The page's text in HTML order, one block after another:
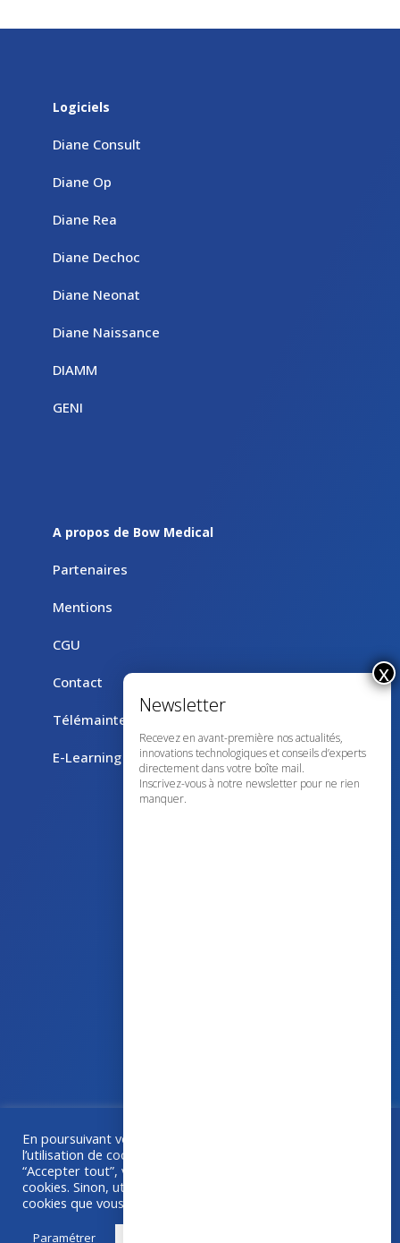
Logiciels
Diane Consult
Diane Op
Diane Rea
Diane Dechoc
Diane Neonat
Diane Naissance
DIAMM
GENI
A propos de Bow Medical
Partenaires
Mentions
CGU
Contact
Télémaintenance avec TeamViewer
E-Learning
Une collaboration
En poursuivant votre navigation sur ce site, vous acceptez
l’utilisation de cookies à des fins de statistiques. Si vous
“Accepter tout”, vous êtes d'accord avec l'utilisation de
cookies. Sinon, utilisez "Paramétrer" pour choisir les
cookies que vous acceptez.
Paramétrer
Recevez en avant-première nos actualités,
innovations technologiques et conseils d’experts
directement dans votre boîte mail.
Inscrivez-vous à notre newsletter pour ne rien
manquer.